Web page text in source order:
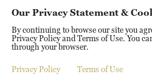
© China Radio International.CRI. All
Shijingshan Road, Beijing, China.
Our Privacy Statement &
By continuing to browse our site you
Privacy Policy and Terms of Use. You
through your browser.
Privacy Policy Terms of Use